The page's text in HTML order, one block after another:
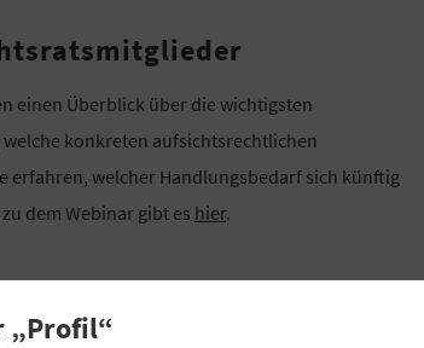
einen Überblick über die wichtigsten
konkreten aufsichtsrechtlichen
welcher Handlungsbedarf sich künftig
dem Webinar gibt es hier.
„Profil“